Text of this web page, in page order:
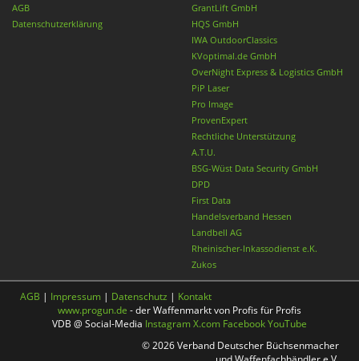
AGB
Datenschutzerklärung
GrantLift GmbH
HQS GmbH
IWA OutdoorClassics
KVoptimal.de GmbH
OverNight Express & Logistics GmbH
PiP Laser
Pro Image
ProvenExpert
Rechtliche Unterstützung
A.T.U.
BSG-Wüst Data Security GmbH
DPD
First Data
Handelsverband Hessen
Landbell AG
Rheinischer-Inkassodienst e.K.
Zukos
AGB | Impressum | Datenschutz | Kontakt
www.progun.de - der Waffenmarkt von Profis für Profis
VDB @ Social-Media InstagramX.com FacebookYouTube
© 2026 Verband Deutscher Büchsenmacher